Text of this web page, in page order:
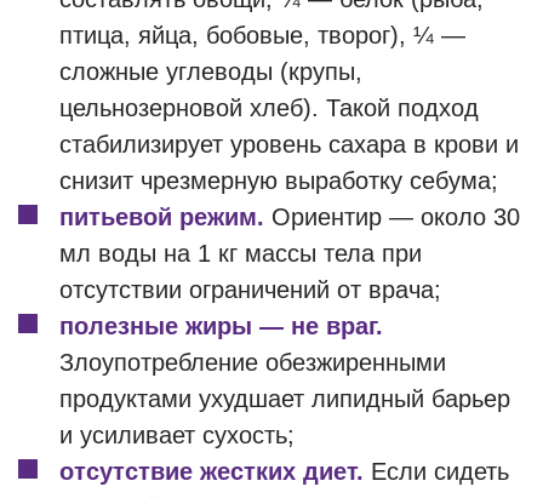
птица, яйца, бобовые, творог), ¼ —
сложные углеводы (крупы,
цельнозерновой хлеб). Такой подход
стабилизирует уровень сахара в крови и
снизит чрезмерную выработку себума;
питьевой режим. Ориентир — около 30
мл воды на 1 кг массы тела при
отсутствии ограничений от врача;
полезные жиры — не враг.
Злоупотребление обезжиренными
продуктами ухудшает липидный барьер
и усиливает сухость;
отсутствие жестких диет. Если сидеть